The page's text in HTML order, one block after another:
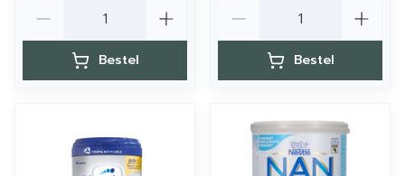
Bestel Bestel